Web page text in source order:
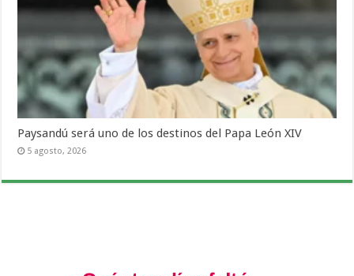
Paysandú será uno de los destinos del Papa León XIV
5 agosto, 2026